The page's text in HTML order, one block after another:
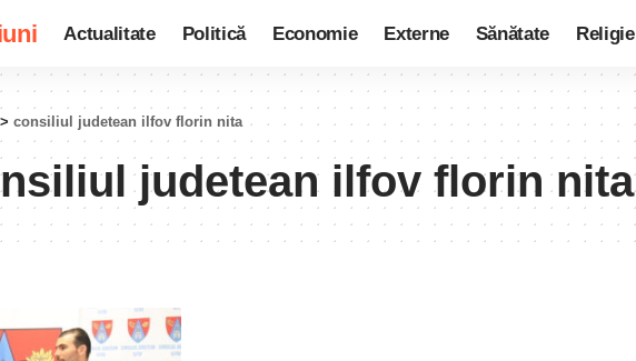
Actualitate Politică Economie Externe Sănătate Religie
> consiliul judetean ilfov florin nita
judetean ilfov florin nita